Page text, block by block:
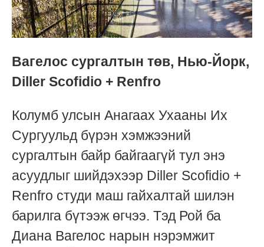
Вагелос сургалтын төв, Нью-Йорк,
Diller Scofidio + Renfro
Колумб улсын Анагаах Ухааны Их
Сургуульд бүрэн хэмжээний
сургалтын байр байгаагүй тул энэ
асуудлыг шийдэхээр Diller Scofidio +
Renfro студи маш гайхалтай шилэн
барилга бүтээж өгчээ. Тэд Рой ба
Диана Вагелос нарын нэрэмжит